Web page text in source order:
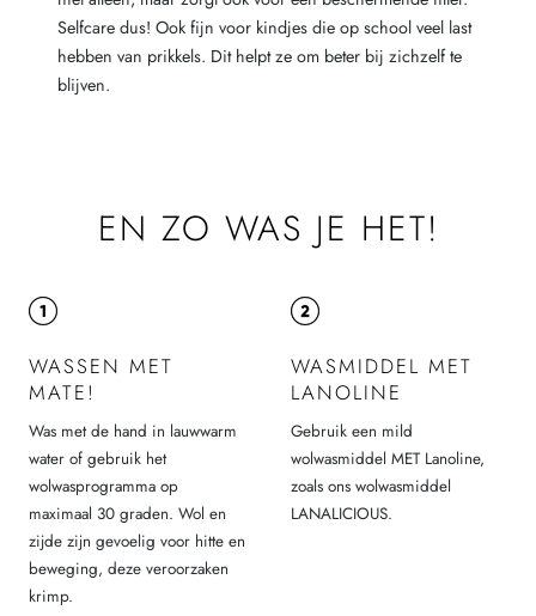
Selfcare dus! Ook fijn voor kindjes die op school veel last
hebben van prikkels. Dit helpt ze om beter bij zichzelf te
blijven.
EN ZO WAS JE HET!
WASSEN MET
MATE!
Was met de hand in lauwwarm
water of gebruik het
wolwasprogramma op
maximaal 30 graden. Wol en
zijde zijn gevoelig voor hitte en
beweging, deze veroorzaken
krimp.
WASMIDDEL MET
LANOLINE
Gebruik een mild
wolwasmiddel MET Lanoline,
zoals ons wolwasmiddel
LANALICIOUS.